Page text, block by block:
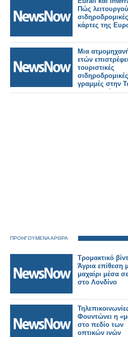
Πώς
σιδηροδρομικές
κάρτες της
Μια
ετών
τουριστικές
σιδηροδρομικές
γραμμές στην
Δημοκρατία.
ΠΡΟΗΓΟΥΜΕΝΑ ΑΡΘΡΑ
Τρομακτικό
Άγρια επίθεση
μαχαίρι μέσα
στο Λονδίνο
Φουντώνει η
στο πεδίο των
οπτικών ινών